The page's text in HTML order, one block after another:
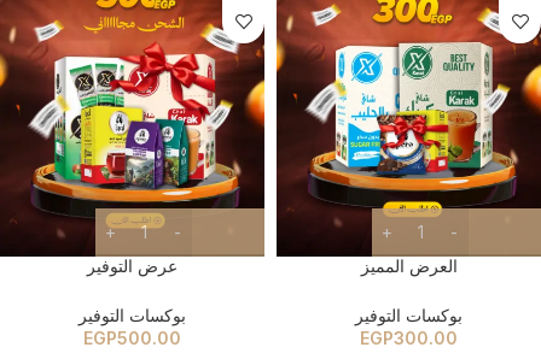
العرض المميز
بوكسات التوفير
EGP300.00
عرض التوفير
بوكسات التوفير
EGP500.00